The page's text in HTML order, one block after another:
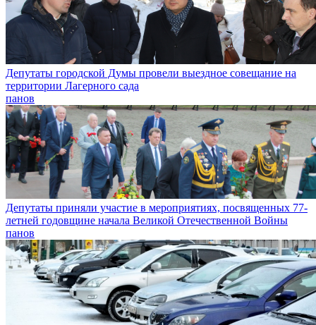
Депутаты городской Думы провели выездное совещание на
территории Лагерного сада
панов
Депутаты приняли участие в мероприятиях, посвященных 77-
летней годовщине начала Великой Отечественной Войны
панов